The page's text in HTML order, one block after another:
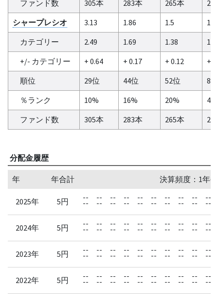
ファンド数 305本 283本 265本
シャープレシオ
3.13 1.86 1.5
カテゴリー
2.49 1.69 1.38
+/- カテゴリー
+ 0.64 + 0.17 + 0.12
+
順位
29位 44位 52位
8位
％ランク
10% 16% 20%
4%
ファンド数
305本 283本 265本
分配金履歴
年 年合計 決算頻度：1年
2025年 5円 --
--
--
--
--
--
--
--
--
--
--
--
--
--
--
--
--
--
--
--
2024年 5円 --
--
--
--
--
--
--
--
--
--
--
--
--
--
--
--
--
--
--
--
2023年 5円 --
--
--
--
--
--
--
--
--
--
--
--
--
--
--
--
--
--
--
--
2022年 5円 --
--
--
--
--
--
--
--
--
--
--
--
--
--
--
--
--
--
--
--